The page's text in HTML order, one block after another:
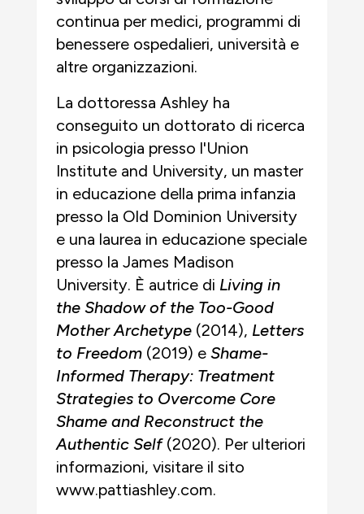
continua per medici, programmi di
benessere ospedalieri, università e
altre organizzazioni.
La dottoressa Ashley ha
conseguito un dottorato di ricerca
in psicologia presso l'Union
Institute and University, un master
in educazione della prima infanzia
presso la Old Dominion University
e una laurea in educazione speciale
presso la James Madison
University. È autrice di Living in
the Shadow of the Too-Good
Mother Archetype (2014), Letters
to Freedom (2019) e Shame-
Informed Therapy: Treatment
Strategies to Overcome Core
Shame and Reconstruct the
Authentic Self (2020). Per ulteriori
informazioni, visitare il sito
www.pattiashley.com.